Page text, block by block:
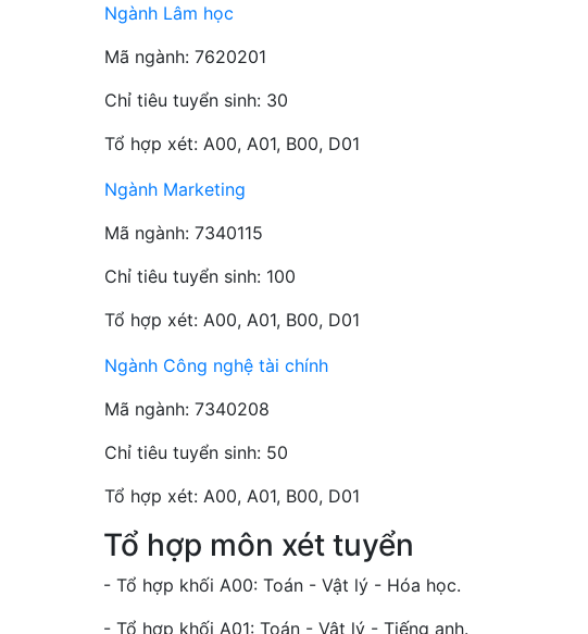
Ngành Lâm học
Mã ngành: 7620201
Chỉ tiêu tuyển sinh: 30
Tổ hợp xét: A00, A01, B00, D01
Ngành Marketing
Mã ngành: 7340115
Chỉ tiêu tuyển sinh: 100
Tổ hợp xét: A00, A01, B00, D01
Ngành Công nghệ tài chính
Mã ngành: 7340208
Chỉ tiêu tuyển sinh: 50
Tổ hợp xét: A00, A01, B00, D01
Tổ hợp môn xét tuyển
- Tổ hợp khối A00: Toán - Vật lý - Hóa học.
- Tổ hợp khối A01: Toán - Vật lý - Tiếng anh.